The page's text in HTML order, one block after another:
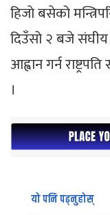
हिजाे बसेको
दिउँसो २ बजे
आह्वान गर्न
।
यो पनि पढ्नुहोस्